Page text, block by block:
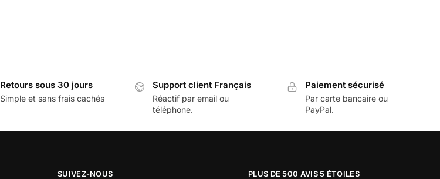
Retours sous 30 jours
Simple et sans frais cachés
Support client Français
Réactif par email ou
téléphone.
Paiement sécurisé
Par carte bancaire ou
PayPal.
SUIVEZ-NOUS PLUS DE 500 AVIS 5 ÉTOILES